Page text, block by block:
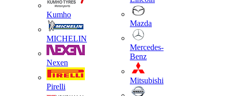
Kumho
MICHELIN
Nexen
Pirelli
Mazda
Mercedes-
Benz
Mitsubishi